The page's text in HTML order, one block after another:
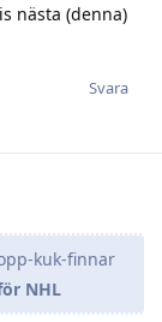
nästa (denna)
Svara
kuk-finnar
NHL